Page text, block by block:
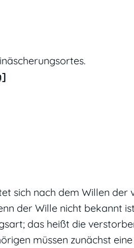
sich nach dem Willen der
der Wille nicht bekannt
das heißt die
müssen zunächst